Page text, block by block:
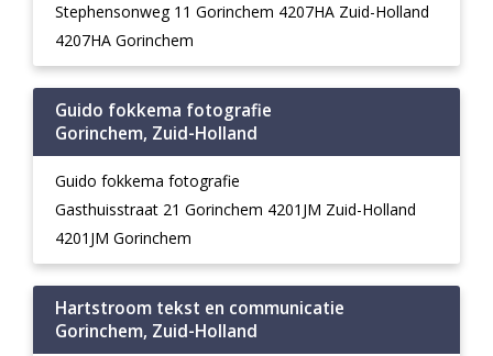
Stephensonweg 11 Gorinchem 4207HA Zuid-Holland
4207HA Gorinchem
Guido fokkema fotografie
Gorinchem, Zuid-Holland
Guido fokkema fotografie
Gasthuisstraat 21 Gorinchem 4201JM Zuid-Holland
4201JM Gorinchem
Hartstroom tekst en communicatie
Gorinchem, Zuid-Holland